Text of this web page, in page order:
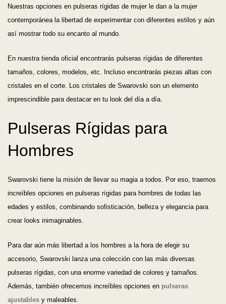
Nuestras opciones en pulseras rígidas de mujer le dan a la mujer
contemporánea la libertad de experimentar con diferentes estilos y aún
así mostrar todo su encanto al mundo.
En nuestra tienda oficial encontrarás pulseras rígidas de diferentes
tamaños, colores, modelos, etc. Incluso encontrarás piezas altas con
cristales en el corte. Los cristales de Swarovski son un elemento
imprescindible para destacar en tu look del día a día.
Pulseras Rígidas para
Hombres
Swarovski tiene la misión de llevar su magia a todos. Por eso, traemos
increíbles opciones en pulseras rígidas para hombres de todas las
edades y estilos, combinando sofisticación, belleza y elegancia para
crear looks inimaginables.
Para dar aún más libertad a los hombres a la hora de elegir su
accesorio, Swarovski lanza una colección con las más diversas
pulseras rígidas, con una enorme variedad de colores y tamaños.
Además, también ofrecemos increíbles opciones en pulseras
ajustables y maleables.